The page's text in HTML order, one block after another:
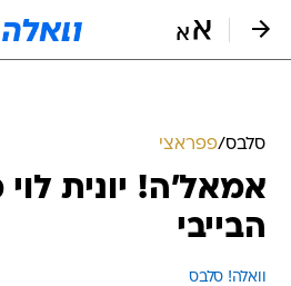
סלבס/פפראצי
אמאל'ה! יונית
הבייבי
וואלה! סלבס